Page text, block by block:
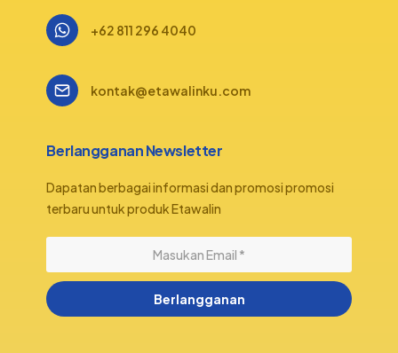
+62 811 296 4040
kontak@etawalinku.com
Berlangganan Newsletter
Dapatan berbagai informasi dan promosi promosi
terbaru untuk produk Etawalin
Berlangganan